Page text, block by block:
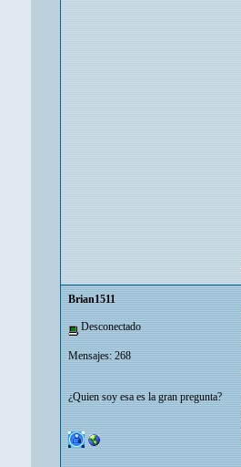
Brian1511
Desconectado
Mensajes: 268
¿Quien soy esa es la gran pregunta?